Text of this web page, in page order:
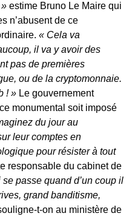
estime Bruno Le Maire qui
n’abusent de ce
« Cela va
il va y avoir des
pas de premières
ou de la cryptomonnaie.
! »Le gouvernement
monumental soit imposé
du jour au
leur comptes en
pour résister à tout
responsable du cabinet de
passe quand d’un coup il
grand banditisme,
t-on au ministère de